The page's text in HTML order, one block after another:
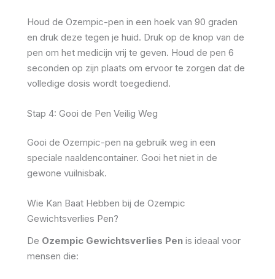
Houd de Ozempic-pen in een hoek van 90 graden
en druk deze tegen je huid. Druk op de knop van de
pen om het medicijn vrij te geven. Houd de pen 6
seconden op zijn plaats om ervoor te zorgen dat de
volledige dosis wordt toegediend.
Stap 4: Gooi de Pen Veilig Weg
Gooi de Ozempic-pen na gebruik weg in een
speciale naaldencontainer. Gooi het niet in de
gewone vuilnisbak.
Wie Kan Baat Hebben bij de Ozempic
Gewichtsverlies Pen?
De Ozempic Gewichtsverlies Pen is ideaal voor
mensen die: